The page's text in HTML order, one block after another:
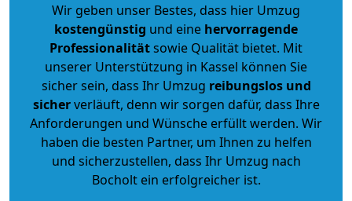
Wir geben unser Bestes, dass hier Umzug
kostengünstig und eine hervorragende
Professionalitätsowie Qualität bietet. Mit
unserer Unterstützung in Kassel können Sie
sicher sein, dass Ihr Umzug reibungslos und
sicherverläuft, denn wir sorgen dafür, dass Ihre
Anforderungen und Wünsche erfüllt werden. Wir
haben die besten Partner, um Ihnen zu helfen
und sicherzustellen, dass Ihr Umzug nach
Bocholt ein erfolgreicher ist.